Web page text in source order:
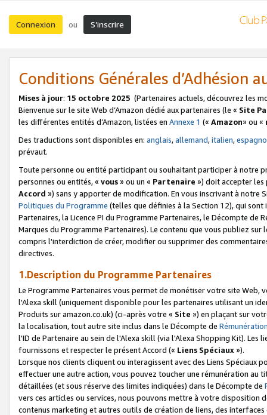
Connexion ou S’inscrire
Conditions Générales d’Adhésion
Mises à jour: 15 octobre 2025 (Partenaires actuels, découvrez les
Bienvenue sur le site Web d’Amazon dédié aux partenaires (le « Site
les différentes entités d’Amazon, listées en Annexe 1 (« Amazon» ou «
Des traductions sont disponibles en: anglais,allemand,italien,
prévaut.
Toute personne ou entité participant ou souhaitant participer à notre
personnes ou entités, « vous» ou un « Partenaire ») doit accepter les
Accord ») sans y apporter de modification. En vous inscrivant à notre
Politiques du Programme (telles que définies à la Section 12), qui
Partenaires, la Licence PI du Programme Partenaires, le Décompte de
Marques du Programme Partenaires). Le contenu que vous publiez
compris l'interdiction de créer, modifier ou supprimer des
directives.
1.Description du Programme Partenaires
Le Programme Partenaires vous permet de monétiser votre site Web,
l'Alexa skill (uniquement disponible pour les partenaires utilisant un
Produits sur amazon.co.uk) (ci-après votre « Site ») en plaçant sur
la localisation, tout autre site inclus dans le Décompte de
l'ID de Partenaire au sein de l'Alexa skill (via l'Alexa Shopping Kit).
fournissons et respecter le présent Accord (« Liens Spéciaux»).
Lorsque nos clients cliquent ou interagissent avec des Liens Spéciaux
effectuer une autre action, vous pouvez toucher une rémunération
détaillées (et sous réserve des limites indiquées) dans le Décompte de
vers ces articles ou services, nous pouvons mettre à votre disposition
contenus marketing et autres outils de création de liens, des